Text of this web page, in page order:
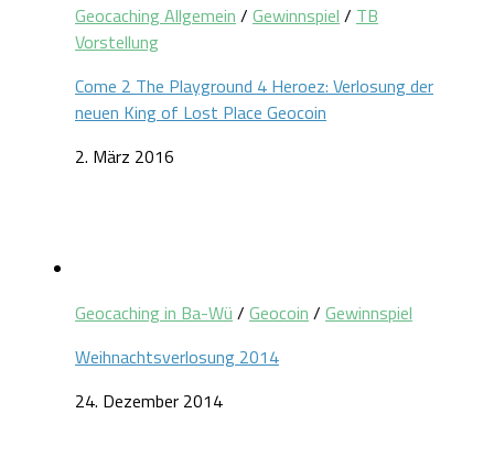
Geocaching Allgemein / Gewinnspiel / TB
Vorstellung
Come 2 The Playground 4 Heroez: Verlosung der
neuen King of Lost Place Geocoin
2. März 2016
Geocaching in Ba-Wü / Geocoin / Gewinnspiel
Weihnachtsverlosung 2014
24. Dezember 2014